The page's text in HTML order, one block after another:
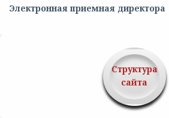
Электронная приемная директора
Структура
сайта